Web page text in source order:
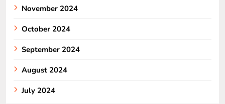
November 2024
October 2024
September 2024
August 2024
July 2024